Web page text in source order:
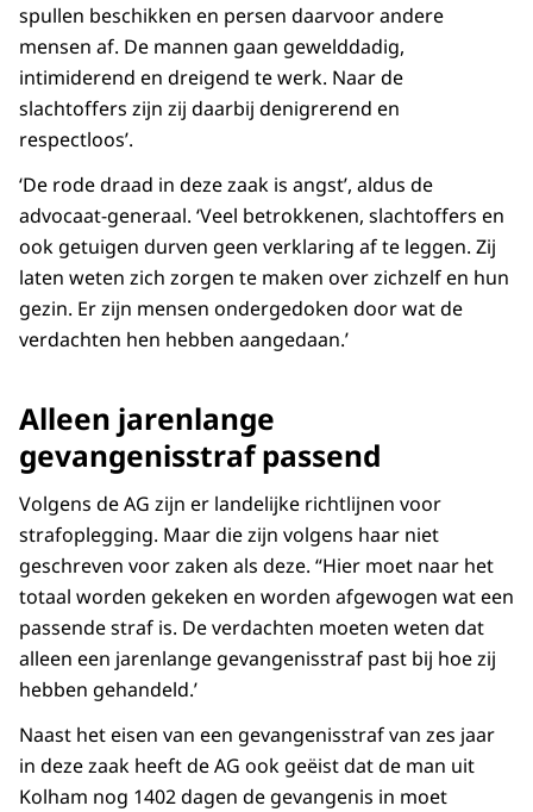
spullen beschikken en persen daarvoor andere
mensen af. De mannen gaan gewelddadig,
intimiderend en dreigend te werk. Naar de
slachtoffers zijn zij daarbij denigrerend en
respectloos’.
‘De rode draad in deze zaak is angst’, aldus de
advocaat-generaal. ‘Veel betrokkenen, slachtoffers en
ook getuigen durven geen verklaring af te leggen. Zij
laten weten zich zorgen te maken over zichzelf en hun
gezin. Er zijn mensen ondergedoken door wat de
verdachten hen hebben aangedaan.’
Alleen jarenlange
gevangenisstraf passend
Volgens de AG zijn er landelijke richtlijnen voor
strafoplegging. Maar die zijn volgens haar niet
geschreven voor zaken als deze. “Hier moet naar het
totaal worden gekeken en worden afgewogen wat een
passende straf is. De verdachten moeten weten dat
alleen een jarenlange gevangenisstraf past bij hoe zij
hebben gehandeld.’
Naast het eisen van een gevangenisstraf van zes jaar
in deze zaak heeft de AG ook geëist dat de man uit
Kolham nog 1402 dagen de gevangenis in moet